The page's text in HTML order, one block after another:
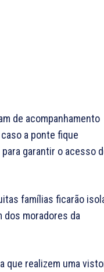
de acompanhamento
a ponte fique
garantir o acesso
famílias ficarão
dos moradores da
que realizem uma